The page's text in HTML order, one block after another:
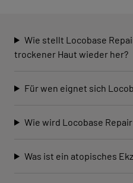
Wie stellt Locobase
trockener Haut wieder her?
Für wen eignet sich
Wie wird Locobase
Was ist ein atopisches